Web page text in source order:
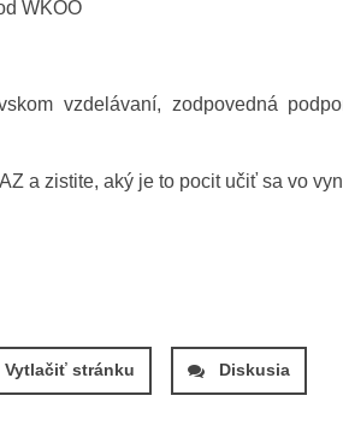
WKOÖ
vzdelávaní, zodpovedná
a zistite, aký je to pocit učiť sa vo
Vytlačiť stránku Diskusia